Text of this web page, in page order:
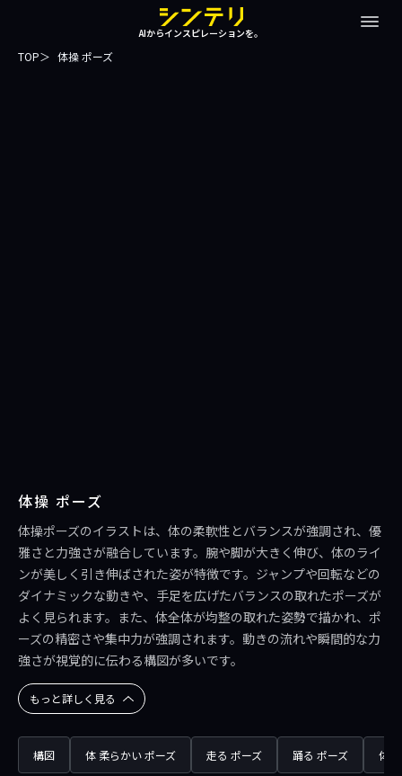
AIからインスピレーションを。
TOP 体操 ポーズ
体操 ポーズ
体操ポーズのイラストは、体の柔軟性とバランスが強調され、優
雅さと力強さが融合しています。腕や脚が大きく伸び、体のライ
ンが美しく引き伸ばされた姿が特徴です。ジャンプや回転などの
ダイナミックな動きや、手足を広げたバランスの取れたポーズが
よく見られます。また、体全体が均整の取れた姿勢で描かれ、ポ
ーズの精密さや集中力が強調されます。動きの流れや瞬間的な力
強さが視覚的に伝わる構図が多いです。
もっと詳しく見る
構図 体 柔らかい ポーズ 走る ポーズ 踊る ポーズ 体